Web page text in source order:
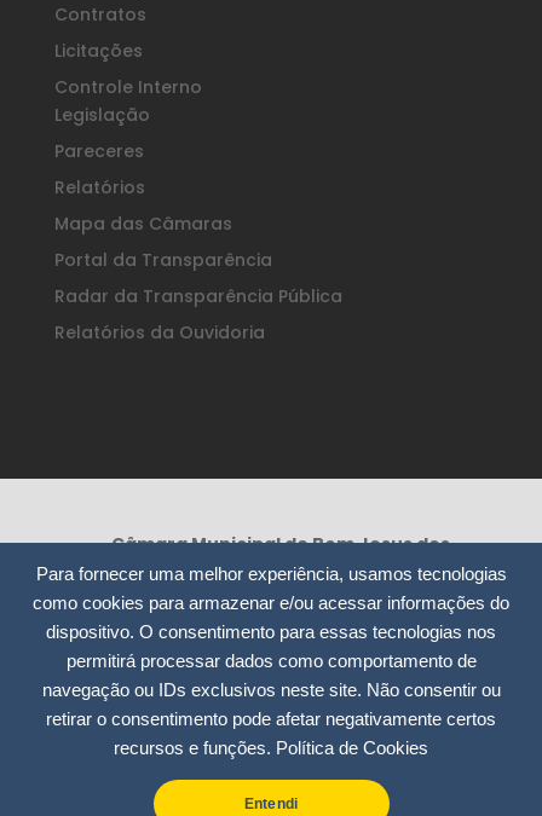
Para fornecer uma melhor experiência, usamos tecnologias
como cookies para armazenar e/ou acessar informações do
dispositivo. O consentimento para essas tecnologias nos
permitirá processar dados como comportamento de
navegação ou IDs exclusivos neste site. Não consentir ou
retirar o consentimento pode afetar negativamente certos
recursos e funções. Política de Cookies
Entendi
Contratos
Licitações
Controle Interno
Legislação
Pareceres
Relatórios
Mapa das Câmaras
Portal da Transparência
Radar da Transparência Pública
Relatórios da Ouvidoria
Câmara Municipal de Bom Jesus dos
Perdões /SP
Rua Nossa Senhora da Consolação, 295
– Centro
CEP: 12955-000
CNPJ: 51.913.804/0001-12
(11) 4012-7535 / 4012-9975
contato@camarabjperdoes.sp.gov.br